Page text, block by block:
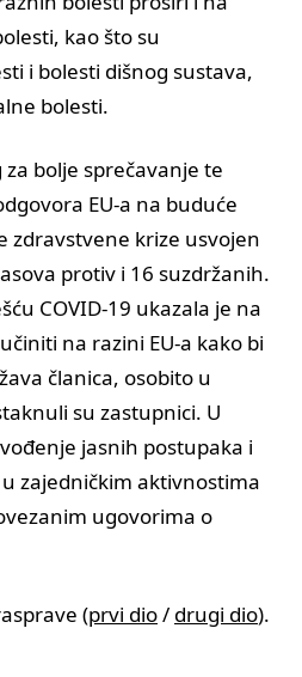
kao što su
i bolesti dišnog sustava,
bolesti.
bolje sprečavanje te
EU-a na buduće
zdravstvene krize usvojen
protiv i 16 suzdržanih.
COVID-19 ukazala je na
na razini EU-a kako bi
članica, osobito u
su zastupnici. U
jasnih postupaka i
zajedničkim aktivnostima
ugovorima o
(prvi dio/ drugi dio).